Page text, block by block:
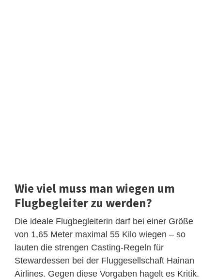
Wie viel muss man wiegen um
Flugbegleiter zu werden?
Die ideale Flugbegleiterin darf bei einer Größe
von 1,65 Meter maximal 55 Kilo wiegen – so
lauten die strengen Casting-Regeln für
Stewardessen bei der Fluggesellschaft Hainan
Airlines. Gegen diese Vorgaben hagelt es Kritik.